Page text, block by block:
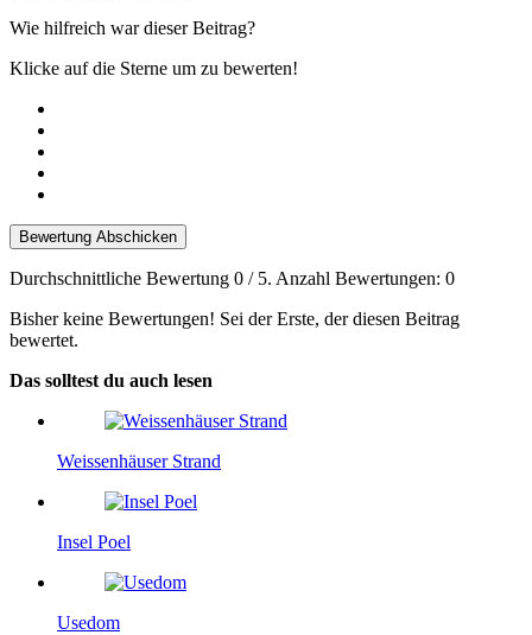
Wie hilfreich war dieser Beitrag?
Klicke auf die Sterne um zu bewerten!
Bewertung Abschicken
Durchschnittliche Bewertung 0 / 5. Anzahl Bewertungen: 0
Bisher keine Bewertungen! Sei der Erste, der diesen Beitrag
bewertet.
Das solltest du auch lesen
Weissenhäuser Strand
Insel Poel
Usedom